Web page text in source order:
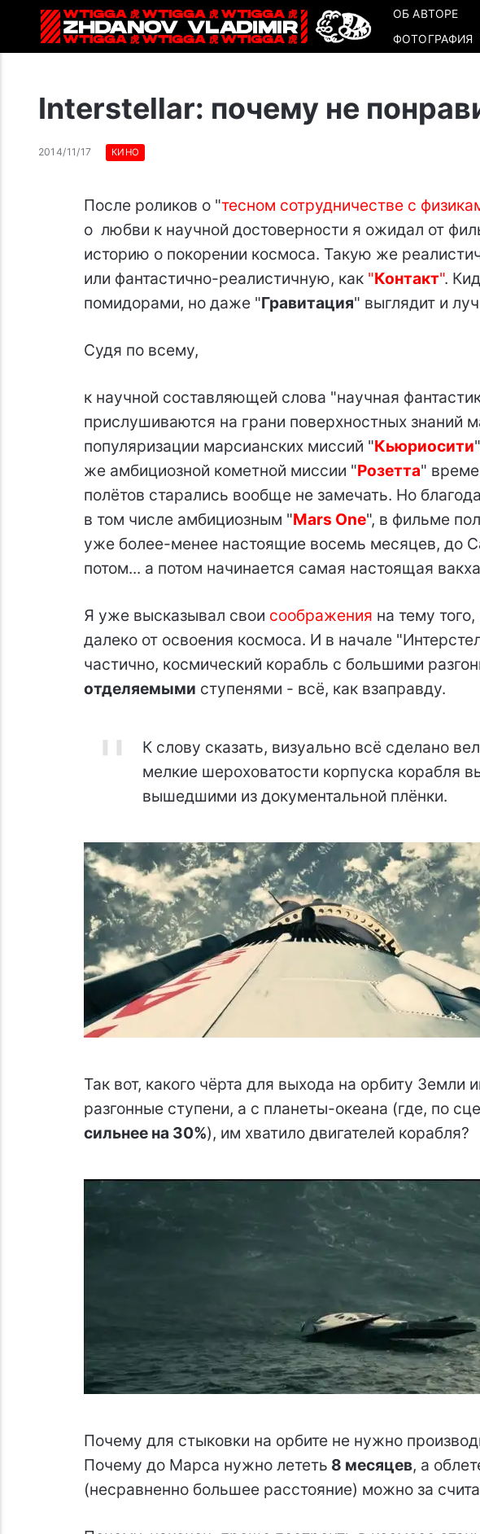
ОБ АВТОРЕ
ФОТОГРАФИЯ
Interstellar: почему не
2014/11/17 КИНО
После роликов о "тесном сотрудничестве с
о любви к научной достоверности я ожидал от
историю о покорении космоса. Такую же
или фантастично-реалистичную, как "Контакт".
помидорами, но даже "Гравитация" выглядит и
Судя по всему,
к научной составляющей слова "научная
прислушиваются на грани поверхностных знаний
популяризации марсианских миссий "Кьюриосити
же амбициозной кометной миссии "Розетта"
полётов старались вообще не замечать. Но
в том числе амбициозным "Mars One", в фильме
уже более-менее настоящие восемь месяцев, до
потом... а потом начинается самая настоящая
Я уже высказывал свои соображения на тему
далеко от освоения космоса. И в начале
частично, космический корабль с большими
отделяемыми ступенями - всё, как взаправду.
К слову сказать, визуально всё сделано
мелкие шероховатости корпуска корабля
вышедшими из документальной плёнки.
Так вот, какого чёрта для выхода на орбиту Земли
разгонные ступени, а с планеты-океана (где, по
сильнее на 30%), им хватило двигателей корабля?
Почему для стыковки на орбите не нужно
Почему до Марса нужно лететь 8 месяцев, а
(несравненно большее расстояние) можно за